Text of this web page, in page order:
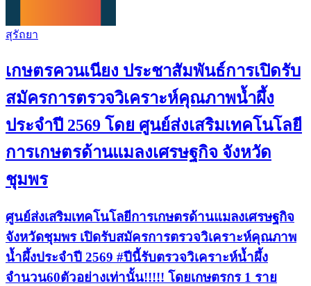
สุรัถยา
เกษตรควนเนียง ประชาสัมพันธ์การเปิดรับ
สมัครการตรวจวิเคราะห์คุณภาพน้ำผึ้ง
ประจำปี 2569 โดย ศูนย์ส่งเสริมเทคโนโลยี
การเกษตรด้านแมลงเศรษฐกิจ จังหวัด
ชุมพร
ศูนย์ส่งเสริมเทคโนโลยีการเกษตรด้านแมลงเศรษฐกิจ
จังหวัดชุมพร เปิดรับสมัครการตรวจวิเคราะห์คุณภาพ
น้ำผึ้งประจำปี 2569 #ปีนี้รับตรวจวิเคราะห์น้ำผึ้ง
จำนวน60ตัวอย่างเท่านั้น!!!!! โดยเกษตรกร 1 ราย